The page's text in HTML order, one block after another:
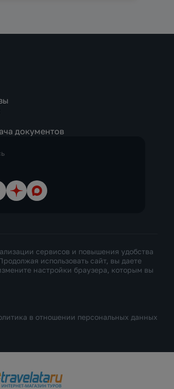
документов
Дзен Max
сервисов и повышения удобства
использовать сайт, вы даете
настройки браузера, которым вы
в отношении персональных данных